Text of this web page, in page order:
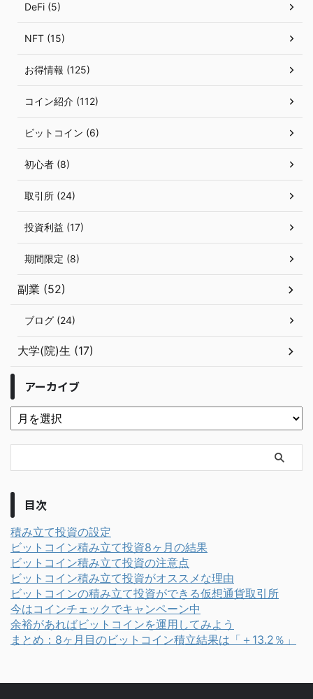
DeFi (5)
NFT (15)
お得情報 (125)
コイン紹介 (112)
ビットコイン (6)
初心者 (8)
取引所 (24)
投資利益 (17)
期間限定 (8)
副業 (52)
ブログ (24)
大学(院)生 (17)
アーカイブ
目次
積み立て投資の設定
ビットコイン積み立て投資8ヶ月の結果
ビットコイン積み立て投資の注意点
ビットコイン積み立て投資がオススメな理由
ビットコインの積み立て投資ができる仮想通貨取引所
今はコインチェックでキャンペーン中
余裕があればビットコインを運用してみよう
まとめ：8ヶ月目のビットコイン積立結果は「＋13.2％」